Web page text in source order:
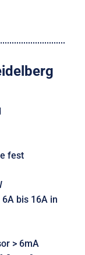
fest
bis 16A in
> 6mA